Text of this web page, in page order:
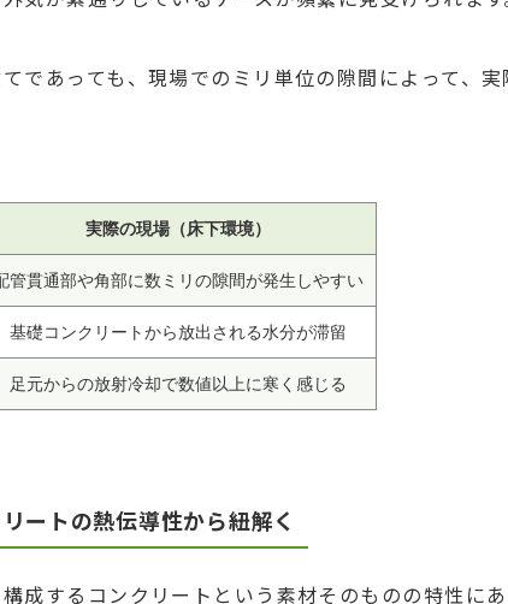
であっても、現場でのミリ単位の隙間によって、
実際の現場（床下環境）
管貫通部や角部に数ミリの隙間が発生しやすい
基礎コンクリートから放出される水分が滞留
足元からの放射冷却で数値以上に寒く感じる
ートの熱伝導性から紐解く
成するコンクリートという素材そのものの特性に